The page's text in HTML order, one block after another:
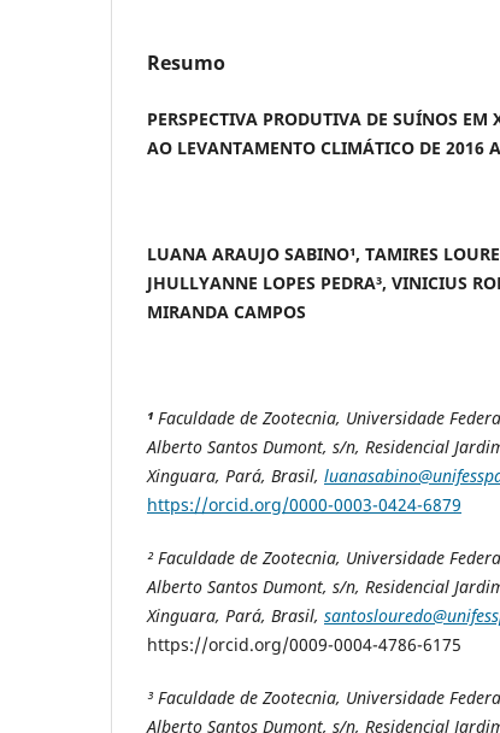
Resumo
PERSPECTIVA PRODUTIVA DE SUÍNOS
AO LEVANTAMENTO CLIMÁTICO DE 2016
LUANA ARAUJO SABINO¹, TAMIRES
JHULLYANNE LOPES PEDRA³, VINICIUS
MIRANDA CAMPOS
¹ Faculdade de Zootecnia, Universidade
Alberto Santos Dumont, s/n, Residencial
Xinguara, Pará, Brasil,
https://orcid.org/0000-0003-0424-6879
² Faculdade de Zootecnia, Universidade
Alberto Santos Dumont, s/n, Residencial
Xinguara, Pará, Brasil,
https://orcid.org/0009-0004-4786-6175
³ Faculdade de Zootecnia, Universidade
Alberto Santos Dumont, s/n, Residencial